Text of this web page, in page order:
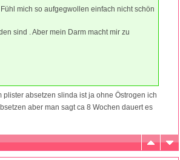
mich so aufgegwollen einfach nicht schön
sind . Aber mein Darm macht mir zu
absetzen slinda ist ja ohne Östrogen ich
aber man sagt ca 8 Wochen dauert es